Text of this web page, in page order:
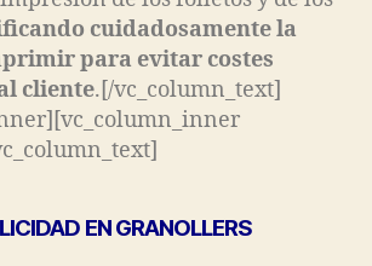
cuidadosamente la
para evitar costes
cliente.[/vc_column_text]
EN GRANOLLERS